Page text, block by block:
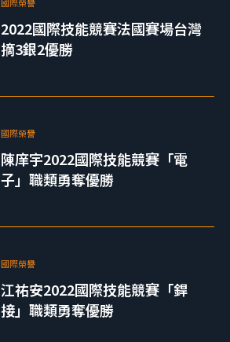
2022國際技能競賽法國賽場台灣
摘3銀2優勝
國際榮譽
陳庠宇2022國際技能競賽「電
子」職類勇奪優勝
國際榮譽
江祐安2022國際技能競賽「銲
接」職類勇奪優勝